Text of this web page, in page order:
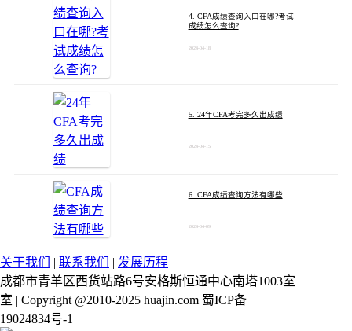
4. CFA成绩查询入口在哪?考试
成绩怎么查询?
2024-04-18
5. 24年CFA考完多久出成绩
2024-04-15
6. CFA成绩查询方法有哪些
2024-04-09
关于我们 | 联系我们 | 发展历程
成都市青羊区西货站路6号安格斯恒通中心南塔1003室
室 | Copyright @2010-2025 huajin.com 蜀ICP备
19024834号-1